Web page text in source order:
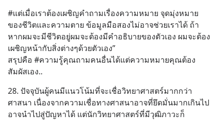
#แต่เมื่อเราต้องเผชิญคำถามเรื่องความหมาย จุดมุ่งหมาย
ของชีวิตและความตาย ข้อมูลมือสองไม่อาจช่วยเราได้ ถ้า
หากผมจะมีชีวิตอยู่ผมจะต้องมีคำอธิบายของตัวเอง ผมจะต้อง
เผชิญหน้ากับสิ่งต่างๆด้วยตัวเอง”
สรุปคือ #ความรู้คุณถามคนอื่นได้แต่ความหมายคุณต้อง
สัมผัสเอง..
28. ปัจจุบันผู้คนมีแนวโน้มที่จะเชื่อวิทยาศาสตร์มากกว่า
ศาสนา เนื่องจากความเชื่อทางศาสนาอาจที่ยึดมั่นมากเกินไป
อาจนำไปสู่ปัญหาได้ แต่นักวิทยาศาสตร์ที่มีวุฒิภาวะก็